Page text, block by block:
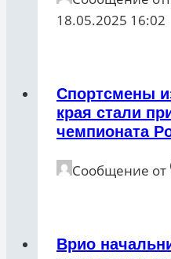
18.05.2025 16:02
Спортсмены
края стали
чемпионата
Сообщение от
Врио